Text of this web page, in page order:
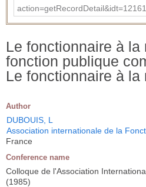
Le fonctionnaire à la
fonction publique
Le fonctionnaire à la
Author
DUBOUIS, L
Association internationale de la
France
Conference name
Colloque de l'Association
(1985)